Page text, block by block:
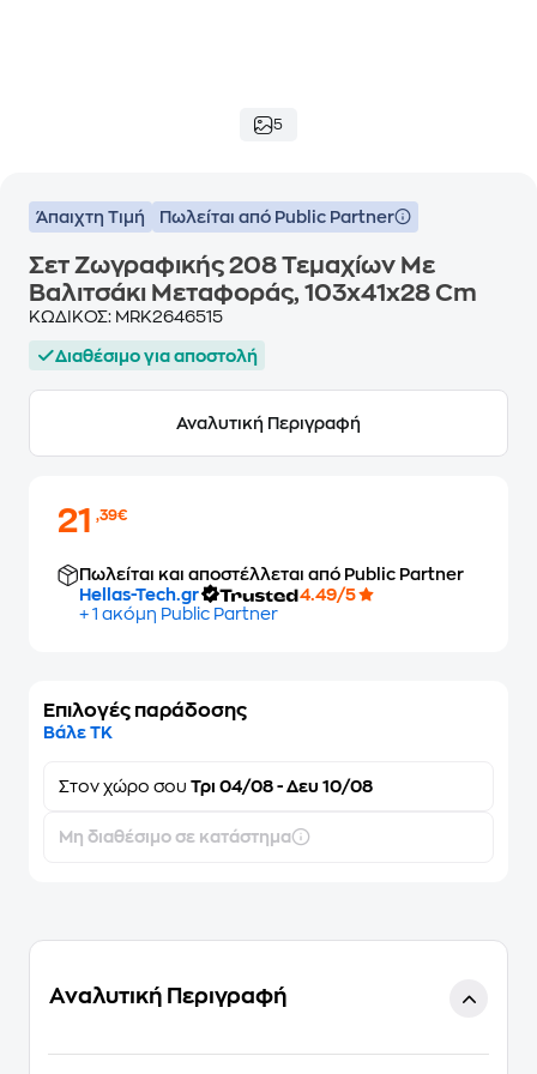
5
Άπαιχτη Τιμή Πωλείται από Public Partner
Σετ Ζωγραφικής 208 Τεμαχίων Με
Βαλιτσάκι Μεταφοράς, 103x41x28 Cm
ΚΩΔΙΚΟΣ: MRK2646515
Διαθέσιμο για αποστολή
Αναλυτική Περιγραφή
21,39€
Πωλείται και αποστέλλεται από Public Partner
Hellas-Tech.gr
4.49/5
+ 1 ακόμη Public Partner
Επιλογές παράδοσης
Βάλε ΤΚ
Στον χώρο σου Τρι 04/08 - Δευ 10/08
Μη διαθέσιμο σε κατάστημα
Αναλυτική Περιγραφή